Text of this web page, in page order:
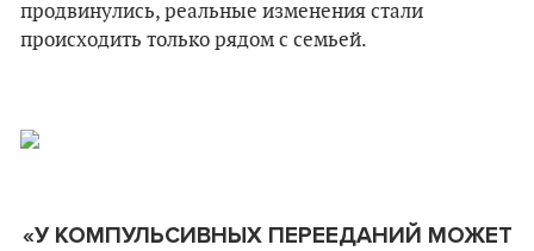
продвинулись, реальные изменения стали
происходить только рядом с семьей.
«У КОМПУЛЬСИВНЫХ ПЕРЕЕДАНИЙ МОЖЕТ